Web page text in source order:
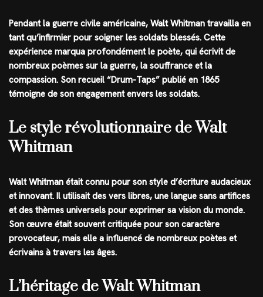
Pendant la guerre civile américaine, Walt Whitman travailla en
tant qu’infirmier pour soigner les soldats blessés. Cette
expérience marqua profondément le poète, qui écrivit de
nombreux poèmes sur la guerre, la souffrance et la
compassion. Son recueil “Drum-Taps” publié en 1865
témoigne de son engagement envers les soldats.
Le style révolutionnaire de Walt
Whitman
Walt Whitman était connu pour son style d’écriture audacieux
et innovant. Il utilisait des vers libres, une langue sans artifices
et des thèmes universels pour exprimer sa vision du monde.
Son œuvre était souvent critiquée pour son caractère
provocateur, mais elle a influencé de nombreux poètes et
écrivains à travers les âges.
L’héritage de Walt Whitman